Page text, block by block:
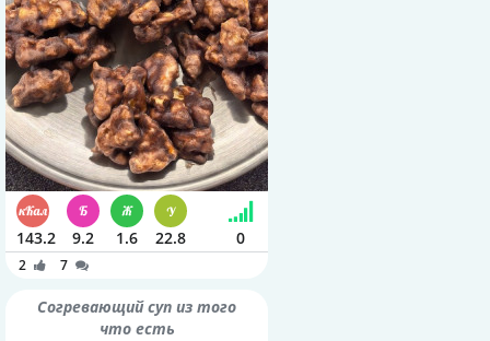
143.2 9.2 1.6 22.8 0
2 7
Согревающий суп из того
что есть